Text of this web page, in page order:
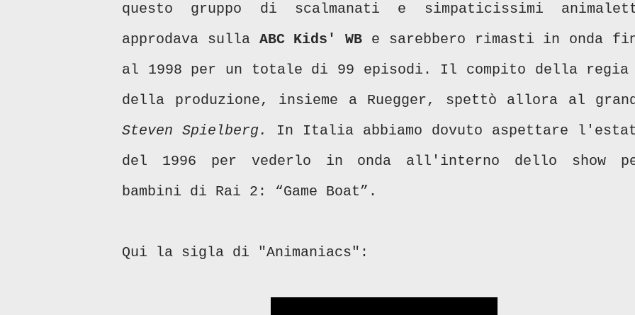
questo gruppo di scalmanati e simpaticissimi
approdava sulla ABC Kids' WB e sarebbero rimasti in onda
al 1998 per un totale di 99 episodi. Il compito della regia
della produzione, insieme a Ruegger, spettò allora al
Steven Spielberg.
In Italia abbiamo dovuto aspettare
del 1996 per vederlo in onda all'interno dello show
bambini di Rai 2: “Game Boat”.
Qui la sigla di "Animaniacs":